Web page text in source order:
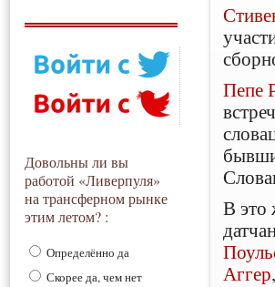
Довольны ли вы
работой «Ливерпуля»
на трансферном рынке
этим летом? :
Определённо да
Скорее да, чем нет
Пепе
В это
Аггер